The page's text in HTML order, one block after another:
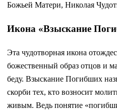
Божьей Матери, Николая
Икона «Взыскание
Эта чудотворная икона
божественный образ отцов и
беду. Взыскание Погибших
скорби тех, кто возносит
живым. Ведь понятие